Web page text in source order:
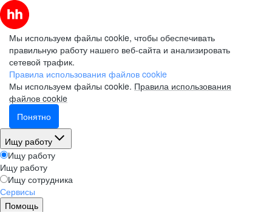
Мы используем файлы cookie, чтобы обеспечивать
правильную работу нашего веб-сайта и анализировать
сетевой трафик.
Правила использования файлов cookie
Мы используем файлы cookie. Правила использования
файлов cookie
Понятно
Ищу работу
Ищу работу
Ищу работу
Ищу сотрудника
Сервисы
Помощь